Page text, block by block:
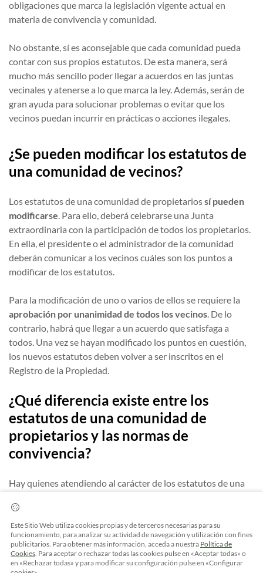
obligaciones que marca la legislación vigente actual en
materia de convivencia y comunidad.
No obstante, sí es aconsejable que cada comunidad pueda
contar con sus propios estatutos. De esta manera, será
mucho más sencillo poder llegar a acuerdos en las juntas
vecinales y atenerse a lo que marca la ley. Además, serán de
gran ayuda para solucionar problemas o evitar que los
vecinos puedan incurrir en prácticas o acciones ilegales.
¿Se pueden modificar los estatutos de
una comunidad de vecinos?
Los estatutos de una comunidad de propietariossí pueden
modificarse . Para ello, deberá celebrarse una Junta
extraordinaria con la participación de todos los propietarios.
En ella, el presidente o el administrador de la comunidad
deberán comunicar a los vecinos cuáles son los puntos a
modificar de los estatutos.
Para la modificación de uno o varios de ellos se requiere la
aprobación por unanimidad de todos los vecinos . De lo
contrario, habrá que llegar a un acuerdo que satisfaga a
todos. Una vez se hayan modificado los puntos en cuestión,
los nuevos estatutos deben volver a ser inscritos en el
Registro de la Propiedad.
¿Qué diferencia existe entre los
estatutos de una comunidad de
propietarios y las normas de
convivencia?
Hay quienes atendiendo al carácter de los estatutos de una
con unas
hay una diferencia significativa entre ambos conceptos.
Para modificar, cambiar, eliminar o establecer una norma de
convivencia tan solo será necesario que se acuerde por
Este Sitio Web utiliza cookies propias y de terceros necesarias para su
funcionamiento, para analizar su actividad de navegación y utilización con fines
publicitarios. Para obtener más información, acceda a nuestra Política de
Cookies. Para aceptar o rechazar todas las cookies pulse en «Aceptar todas» o
en «Rechazar todas» y para modificar su configuración pulse en «Configurar